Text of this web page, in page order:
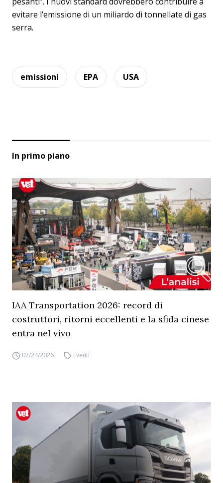
evitare l’emissione di un miliardo di tonnellate di gas
serra.
emissioni EPA USA
In primo piano
IAA Transportation 2026: record di
costruttori, ritorni eccellenti e la sfida cinese
entra nel vivo
07/24/2026 Eventi